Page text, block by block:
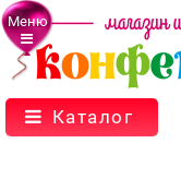
Меню
Каталог